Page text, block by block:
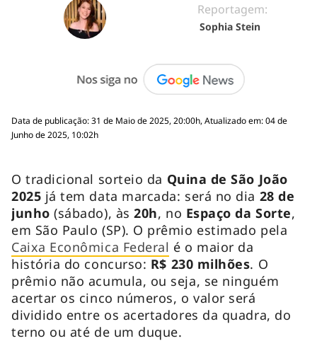
Reportagem:
Sophia Stein
Data de publicação: 31 de Maio de 2025, 20:00h, Atualizado em: 04 de
Junho de 2025, 10:02h
O tradicional sorteio da Quina de São João
2025 já tem data marcada: será no dia 28 de
junho (sábado), às20h, no Espaço da Sorte,
em São Paulo (SP). O prêmio estimado pela
Caixa Econômica Federal é o maior da
história do concurso: R$ 230 milhões. O
prêmio não acumula, ou seja, se ninguém
acertar os cinco números, o valor será
dividido entre os acertadores da quadra, do
terno ou até de um duque.